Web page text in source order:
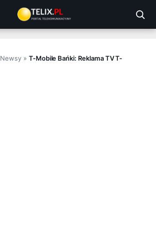
Newsy» T-Mobile Bańki: Reklama TV T-